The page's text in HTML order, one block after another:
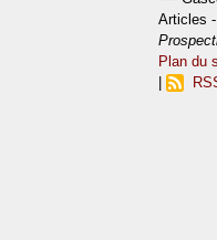
Articles
Plan du